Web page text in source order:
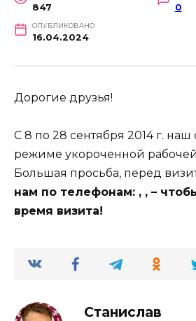
847 0
ОПУБЛИКОВАНО
16.04.2024
Дорогие друзья!
С 8 по 28 сентября 2014 г. наш
режиме укороченной
Большая просьба, перед
нам по телефонам: , , –
время визита!
Станислав